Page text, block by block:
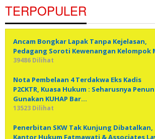
TERPOPULER
Ancam Bongkar Lapak Tanpa Kejelasan,
Pedagang Soroti Kewenangan Kelompok
39486 Dilihat
Nota Pembelaan 4 Terdakwa Eks Kadis
P2CKTR, Kuasa Hukum : Seharusnya
Gunakan KUHAP Bar…
13523 Dilihat
Penerbitan SKW Tak Kunjung Dibatalkan,
Kantor Hukum Fatmawati & Associates